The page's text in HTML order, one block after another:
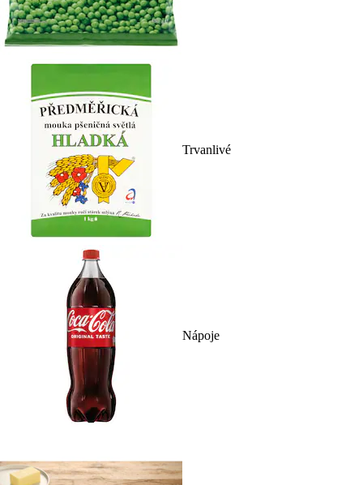
Trvanlivé
Nápoje